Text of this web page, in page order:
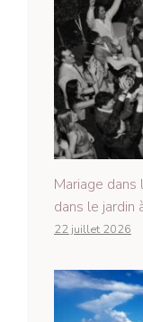
Mariage dans
dans le jardin
22 juillet 2026